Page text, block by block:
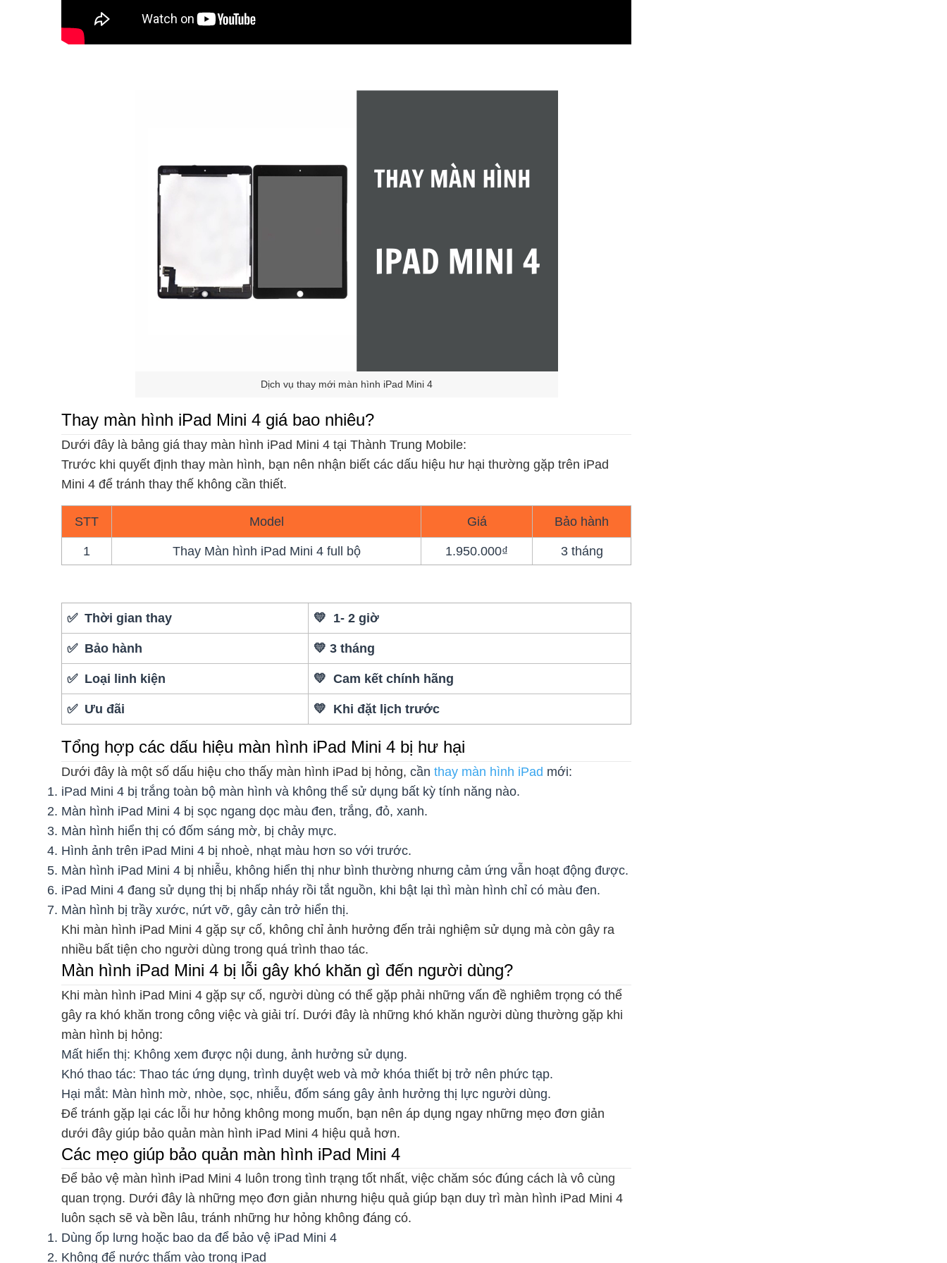
Dịch vụ thay mới màn hình iPad Mini 4
Thay màn hình iPad Mini 4 giá bao nhiêu?
Dưới đây là bảng giá thay màn hình iPad Mini 4 tại Thành Trung Mobile:
Trước khi quyết định thay màn hình, bạn nên nhận biết các dấu hiệu hư hại thường gặp trên iPad
Mini 4 để tránh thay thế không cần thiết.
STT Model Giá Bảo hành
1 Thay Màn hình iPad Mini 4 full bộ 1.950.000₫ 3 tháng
✅ Thời gian thay 💛 1- 2 giờ
✅ Bảo hành 💛 3 tháng
✅ Loại linh kiện 💛 Cam kết chính hãng
✅ Ưu đãi 💛 Khi đặt lịch trước
Tổng hợp các dấu hiệu màn hình iPad Mini 4 bị hư hại
Dưới đây là một số dấu hiệu cho thấy màn hình iPad bị hỏng, cần thay màn hình iPad mới:
iPad Mini 4 bị trắng toàn bộ màn hình và không thể sử dụng bất kỳ tính năng nào.
Màn hình iPad Mini 4 bị sọc ngang dọc màu đen, trắng, đỏ, xanh.
Màn hình hiển thị có đốm sáng mờ, bị chảy mực.
Hình ảnh trên iPad Mini 4 bị nhoè, nhạt màu hơn so với trước.
Màn hình iPad Mini 4 bị nhiễu, không hiển thị như bình thường nhưng cảm ứng vẫn hoạt động được.
iPad Mini 4 đang sử dụng thị bị nhấp nháy rồi tắt nguồn, khi bật lại thì màn hình chỉ có màu đen.
Màn hình bị trầy xước, nứt vỡ, gây cản trở hiển thị.
Khi màn hình iPad Mini 4 gặp sự cố, không chỉ ảnh hưởng đến trải nghiệm sử dụng mà còn gây ra
nhiều bất tiện cho người dùng trong quá trình thao tác.
Màn hình iPad Mini 4 bị lỗi gây khó khăn gì đến người dùng?
Khi màn hình iPad Mini 4 gặp sự cố, người dùng có thể gặp phải những vấn đề nghiêm trọng có thể
gây ra khó khăn trong công việc và giải trí. Dưới đây là những khó khăn người dùng thường gặp khi
màn hình bị hỏng:
Mất hiển thị: Không xem được nội dung, ảnh hưởng sử dụng.
Khó thao tác: Thao tác ứng dụng, trình duyệt web và mở khóa thiết bị trở nên phức tạp.
Hại mắt: Màn hình mờ, nhòe, sọc, nhiễu, đốm sáng gây ảnh hưởng thị lực người dùng.
Để tránh gặp lại các lỗi hư hỏng không mong muốn, bạn nên áp dụng ngay những mẹo đơn giản
dưới đây giúp bảo quản màn hình iPad Mini 4 hiệu quả hơn.
Các mẹo giúp bảo quản màn hình iPad Mini 4
Để bảo vệ màn hình iPad Mini 4 luôn trong tình trạng tốt nhất, việc chăm sóc đúng cách là vô cùng
quan trọng. Dưới đây là những mẹo đơn giản nhưng hiệu quả giúp bạn duy trì màn hình iPad Mini 4
luôn sạch sẽ và bền lâu, tránh những hư hỏng không đáng có.
Dùng ốp lưng hoặc bao da để bảo vệ iPad Mini 4
Không để nước thấm vào trong iPad